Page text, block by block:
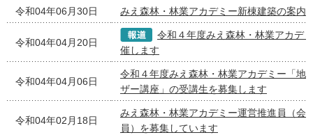
令和04年06月30日 みえ森林・林業アカデミー新棟建築の案内
令和04年04月20日
令和４年度みえ森林・林業アカデ
催します
令和04年04月06日
令和４年度みえ森林・林業アカデミー「地
ザー講座」の受講生を募集します
令和04年02月18日
みえ森林・林業アカデミー運営推進員（会
員）を募集しています